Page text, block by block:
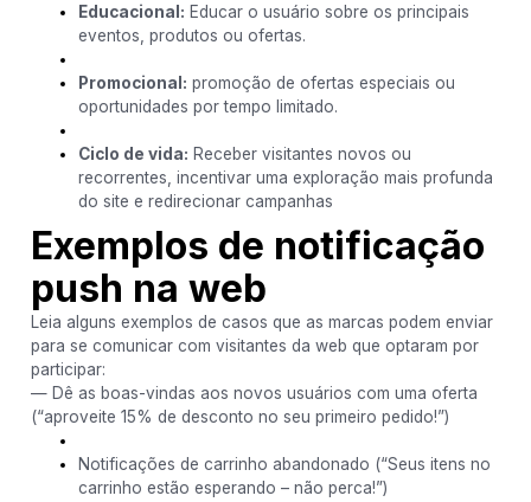
Educacional: Educar o usuário sobre os principais
eventos, produtos ou ofertas.
Promocional: promoção de ofertas especiais ou
oportunidades por tempo limitado.
Ciclo de vida: Receber visitantes novos ou
recorrentes, incentivar uma exploração mais profunda
do site e redirecionar campanhas
Exemplos de notificação
push na web
Leia alguns exemplos de casos que as marcas podem enviar
para se comunicar com visitantes da web que optaram por
participar:
— Dê as boas-vindas aos novos usuários com uma oferta
(“aproveite 15% de desconto no seu primeiro pedido!”)
Notificações de carrinho abandonado (“Seus itens no
carrinho estão esperando – não perca!”)